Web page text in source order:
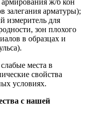
залегания арматуры);
для
зон плохого
в образцах и
места в
свойства
условиях.
с нашей